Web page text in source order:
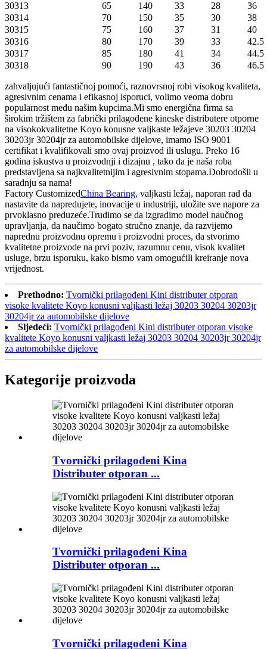
30313
65 140 33 28
36
30314
70 150 35 30
38
30315
75 160 37 31
40
30316
80 170 39 33
42.5
30317
85 180 41 34
44.5
30318
90 190 43 36 46.5
zahvaljujući fantastičnoj pomoći, raznovrsnoj robi visokog kvaliteta,
agresivnim cenama i efikasnoj isporuci, volimo veoma dobru
popularnost među našim kupcima.Mi smo energična firma sa
širokim tržištem za fabrički prilagođene kineske distributere otporne
na visokokvalitetne Koyo konusne valjkaste ležajeve 30203 30204
30203jr 30204jr za automobilske dijelove, imamo ISO 9001
certifikat i kvalifikovali smo ovaj proizvod ili uslugu. Preko 16
godina iskustva u proizvodnji i dizajnu , tako da je naša roba
predstavljena sa najkvalitetnijim i agresivnim stopama.Dobrodošli u
saradnju sa nama!
Factory CustomizedChina Bearing, valjkasti ležaj, naporan rad da
nastavite da napredujete, inovacije u industriji, uložite sve napore za
prvoklasno preduzeće.Trudimo se da izgradimo model naučnog
upravljanja, da naučimo bogato stručno znanje, da razvijemo
naprednu proizvodnu opremu i proizvodni proces, da stvorimo
kvalitetne proizvode na prvi poziv, razumnu cenu, visok kvalitet
usluge, brzu isporuku, kako bismo vam omogućili kreiranje nova
vrijednost.
Prethodno: Tvornički prilagođeni Kini distributer otporan
visoke kvalitete Koyo konusni valjkasti ležaj 30203 30204 30203jr
30204jr za automobilske dijelove
Sljedeći: Tvornički prilagođeni Kini distributer otporan visoke
kvalitete Koyo konusni valjkasti ležaj 30203 30204 30203jr 30204jr
za automobilske dijelove
Kategorije proizvoda
Tvornički prilagođeni Kina
Distributer otporan ...
Tvornički prilagođeni Kina
Distributer otporan ...
Tvornički prilagođeni Kina